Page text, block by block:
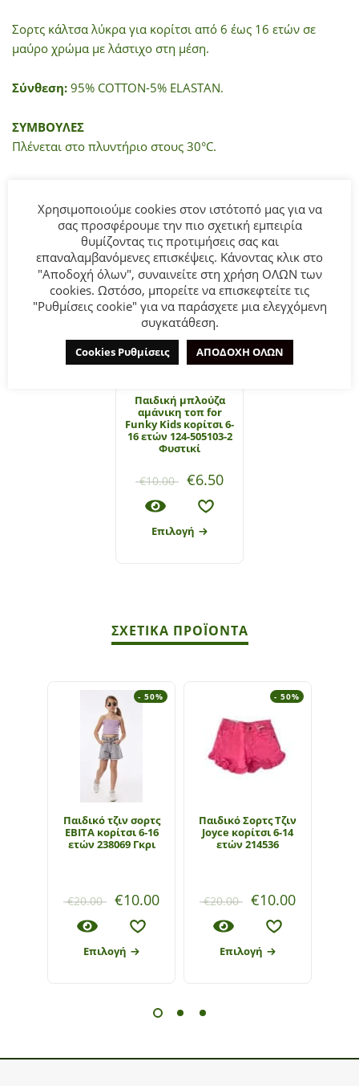
Σορτς κάλτσα λύκρα για κορίτσι από 6 έως 16 ετών σε
μαύρο χρώμα με λάστιχο στη μέση.
Σύνθεση: 95% COTTON-5% ELASTAN.
ΣΥΜΒΟΥΛΕΣ
Πλένεται στο πλυντήριο στους 30°C.
ΜΠΟΡΕΊ ΕΠΊΣΗΣ ΝΑ ΣΑΣ ΑΡΈΣΕΙ…
- 35%
Παιδική μπλούζα
αμάνικη τοπ for
Funky Kids κορίτσι 6-
16 ετών 124-505103-2
Φυστικί
€10.00 €6.50
Επιλογή
ΣΧΕΤΙΚΆ ΠΡΟΪΌΝΤΑ
- 50%
Παιδικό τζιν σορτς
ΕΒΙΤΑ κορίτσι 6-16
ετών 238069 Γκρι
€20.00 €10.00
Επιλογή
- 50%
Παιδικό Σορτς Τζιν
Joyce κορίτσι 6-14
ετών 214536
€20.00 €10.00
Επιλογή
Χρησιμοποιούμε cookies στον ιστότοπό μας για να
σας προσφέρουμε την πιο σχετική εμπειρία
θυμίζοντας τις προτιμήσεις σας και
επαναλαμβανόμενες επισκέψεις. Κάνοντας κλικ στο
"Αποδοχή όλων", συναινείτε στη χρήση ΟΛΩΝ των
cookies. Ωστόσο, μπορείτε να επισκεφτείτε τις
"Ρυθμίσεις cookie" για να παράσχετε μια ελεγχόμενη
συγκατάθεση.
Cookies Ρυθμίσεις ΑΠΟΔΟΧΗ ΟΛΩΝ